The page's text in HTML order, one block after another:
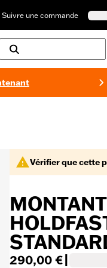
Suivre une commande
Vérifier que cette
290,00 €